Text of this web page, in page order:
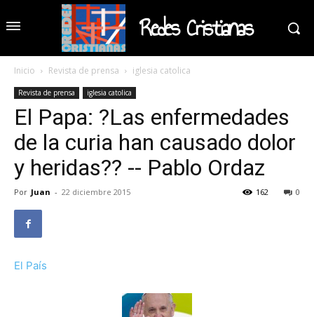
Redes Cristianas
Inicio Revista de prensa iglesia catolica
Revista de prensa iglesia catolica
El Papa: ?Las enfermedades
de la curia han causado dolor
y heridas?? -- Pablo Ordaz
Por Juan - 22 diciembre 2015 0
162
El País